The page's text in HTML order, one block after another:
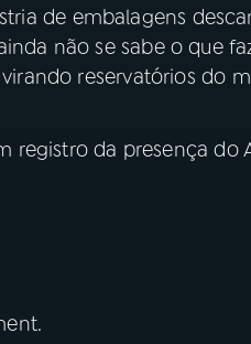
de embalagens
não se sabe o que
reservatórios do
registro da presença do